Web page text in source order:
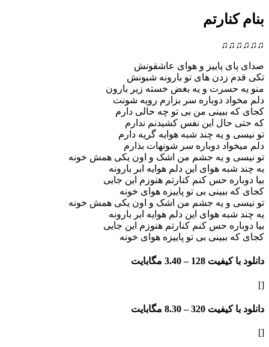
پاییز و هوای عاشقونش
زدن های تو بارونه شبونش
و یه بغض خسته زیر بارون
دوباره سر بزارم رویه شونت
ببینی من بی تو چه حالی دارم
این نفس کشیدنم ندارم
یه چند شبه هوایه گریه دارم
دوباره سر شونهات بذارم
و یه جشم من اشک و اون یکی همش خونه
هوای این دلم هوایه ابر بارونه
حس کنم کنارتم هنوزم این جایی
بی تو پاییزه هوای خونه
و یه جشم من اشک و اون یکی همش خونه
هوای این دلم هوایه ابر بارونه
حس کنم کنارتم هنوزم این جایی
بی تو پاییزه هوای خونه
128 – 3.40 مگابایت
320 – 8.30 مگابایت